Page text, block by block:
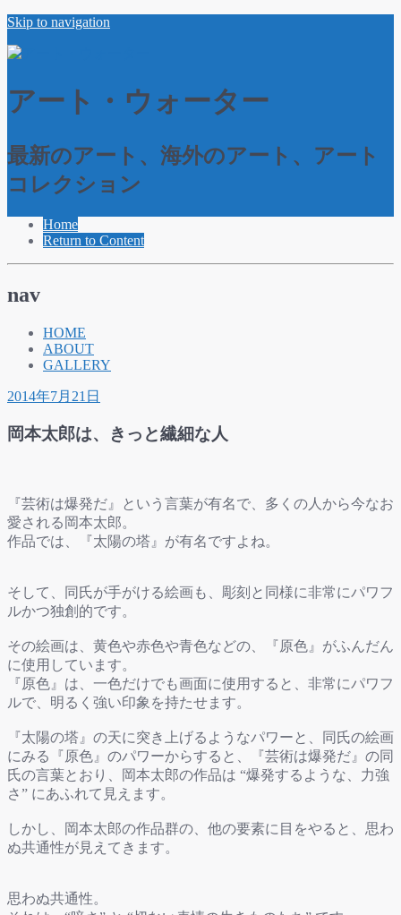
Skip to navigation
アート・ウォーター
最新のアート、海外のアート、アート
コレクション
Home
Return to Content
nav
HOME
ABOUT
GALLERY
2014年7月21日
岡本太郎は、きっと繊細な人
『芸術は爆発だ』という言葉が有名で、多くの人から今なお
愛される岡本太郎。
作品では、『太陽の塔』が有名ですよね。
そして、同氏が手がける絵画も、彫刻と同様に非常にパワフ
ルかつ独創的です。
その絵画は、黄色や赤色や青色などの、『原色』がふんだん
に使用しています。
『原色』は、一色だけでも画面に使用すると、非常にパワフ
ルで、明るく強い印象を持たせます。
『太陽の塔』の天に突き上げるようなパワーと、同氏の絵画
にみる『原色』のパワーからすると、『芸術は爆発だ』の同
氏の言葉とおり、岡本太郎の作品は “爆発するような、力強
さ” にあふれて見えます。
しかし、岡本太郎の作品群の、他の要素に目をやると、思わ
ぬ共通性が見えてきます。
思わぬ共通性。